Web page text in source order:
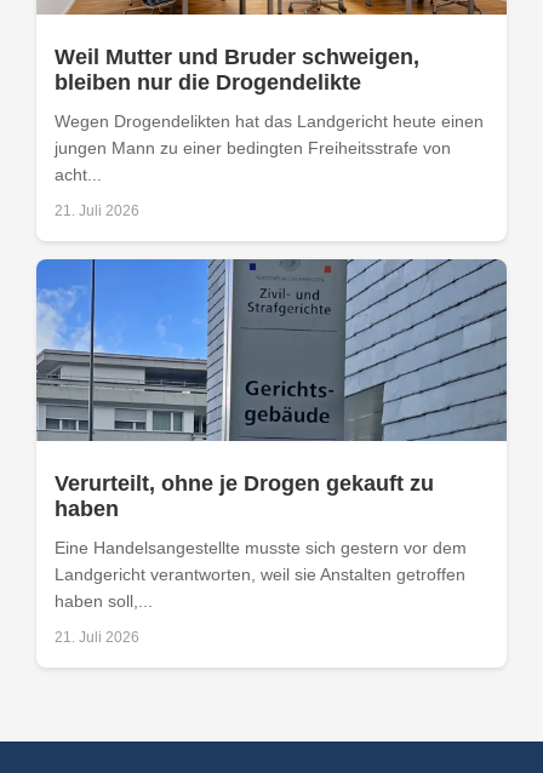
Weil Mutter und Bruder schweigen,
bleiben nur die Drogendelikte
Wegen Drogendelikten hat das Landgericht heute einen
jungen Mann zu einer bedingten Freiheitsstrafe von
acht...
21. Juli 2026
Verurteilt, ohne je Drogen gekauft zu
haben
Eine Handelsangestellte musste sich gestern vor dem
Landgericht verantworten, weil sie Anstalten getroffen
haben soll,...
21. Juli 2026